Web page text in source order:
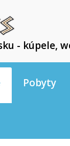
- kúpele,
Pobyty